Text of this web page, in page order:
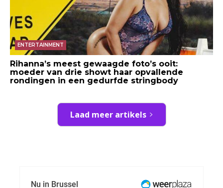
ENTERTAINMENT
Rihanna’s meest gewaagde foto’s ooit:
moeder van drie showt haar opvallende
rondingen in een gedurfde stringbody
Laad meer artikels